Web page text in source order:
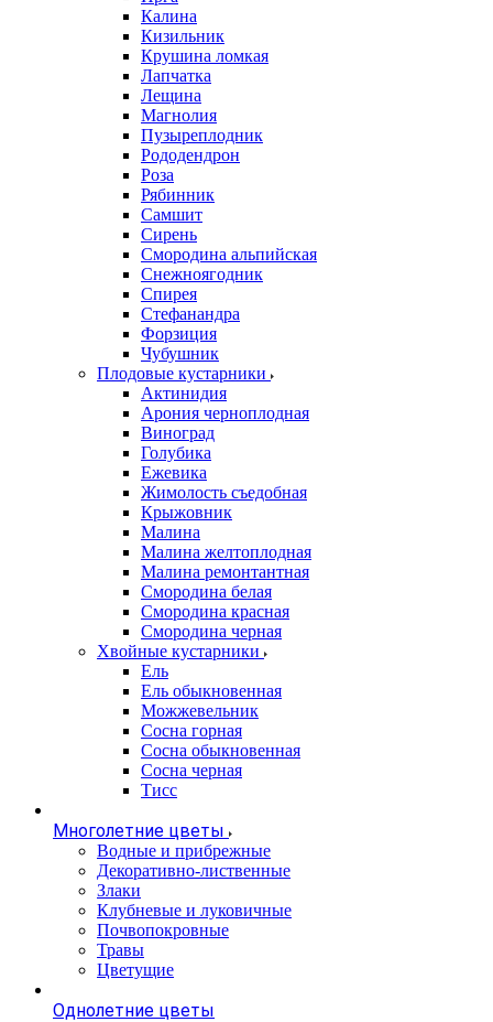
Калина
Кизильник
Крушина ломкая
Лапчатка
Лещина
Магнолия
Пузыреплодник
Рододендрон
Роза
Рябинник
Самшит
Сирень
Смородина альпийская
Снежноягодник
Спирея
Стефанандра
Форзиция
Чубушник
Плодовые кустарники
Актинидия
Арония черноплодная
Виноград
Голубика
Ежевика
Жимолость съедобная
Крыжовник
Малина
Малина желтоплодная
Малина ремонтантная
Смородина белая
Смородина красная
Смородина черная
Хвойные кустарники
Ель
Ель обыкновенная
Можжевельник
Сосна горная
Сосна обыкновенная
Сосна черная
Тисс
Многолетние цветы
Водные и прибрежные
Декоративно-лиственные
Злаки
Клубневые и луковичные
Почвопокровные
Травы
Цветущие
Однолетние цветы